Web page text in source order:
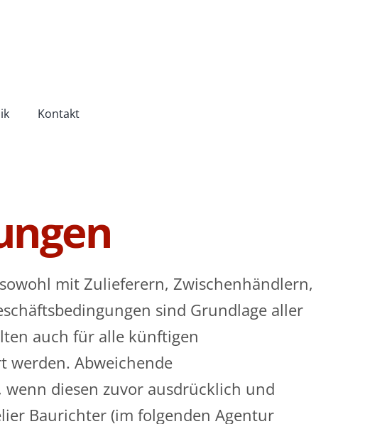
Kontakt
mit Zulieferern, Zwischenhändlern,
sind Grundlage aller
auch für alle künftigen
werden. Abweichende
diesen zuvor ausdrücklich und
Baurichter (im folgenden Agentur